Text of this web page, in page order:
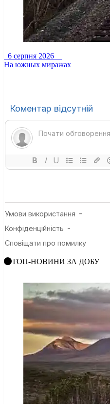
6 серпня 2026
На южных миражах
ТОП-НОВИНИ ЗА ДОБУ